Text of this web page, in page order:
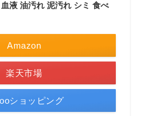
液 油汚れ 泥汚れ シミ 食べ
Amazon
楽天市場
ショッピング